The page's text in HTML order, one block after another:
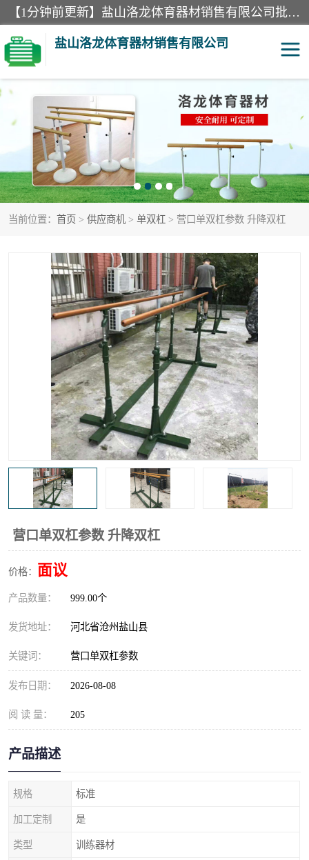
【1分钟前更新】盐山洛龙体育器材销售有限公司批量供应：300米障碍器材、400米障碍器材、部队训练器材、双杠、体操垫、舞蹈把杆等产品。盐山洛龙体育器材销售有限公司经过多年的发展，集研发，生产，销售，售后服务为一体. 奉行“质量，信誉，服务”的宗旨，以开拓创新的精神和真诚守信的态度积极进取。
盐山洛龙体育器材销售有限公司
当前位置： 首页 > 供应商机 > 单双杠 > 营口单双杠参数 升降双杠
营口单双杠参数 升降双杠
价格： 面议
产品数量： 999.00个
发货地址： 河北省沧州盐山县
关键词： 营口单双杠参数
发布日期： 2026-08-08
阅 读 量： 205
产品描述
规格 标准
加工定制 是
类型 训练器材
单双杠 舞蹈把杆
400米障碍器材 体操垫
300米障碍器材 攀爬架
塑胶跑道 400米障碍器材1
警犬训练器材 心理行为训练器材